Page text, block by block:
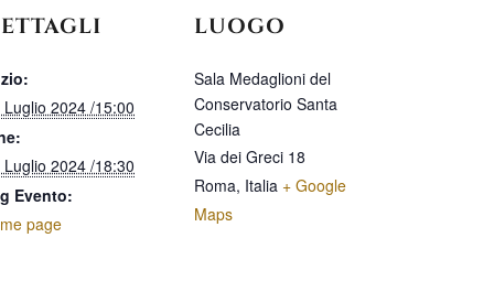
Luglio 2024 /15:00
Luglio 2024 /18:30
Evento:
page
LUOGO
Sala Medaglioni del
Conservatorio Santa
Cecilia
Via dei Greci 18
Roma, Italia + Google
Maps